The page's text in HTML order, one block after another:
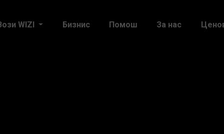
WIZI Бизнис Помош За нас